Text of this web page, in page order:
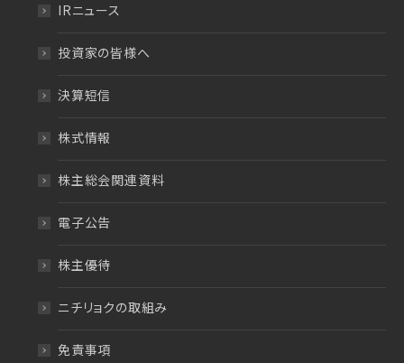
IRニュース
投資家の皆様へ
決算短信
株式情報
株主総会関連資料
電子公告
株主優待
ニチリョクの取組み
免責事項